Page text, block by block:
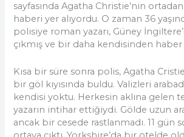
sayfasında Agatha Christie’nin
haberi yer alıyordu. O zaman 36
polisiye roman yazarı, Güney
çıkmış ve bir daha kendisinden haber
Kısa bir süre sonra polis, Agatha
bir göl kıyısında buldu. Valizleri
kendisi yoktu. Herkesin aklına gelen
yazarın intihar ettiğiydi. Gölde uzun
ancak bir cesede rastlanmadı. 11 gün